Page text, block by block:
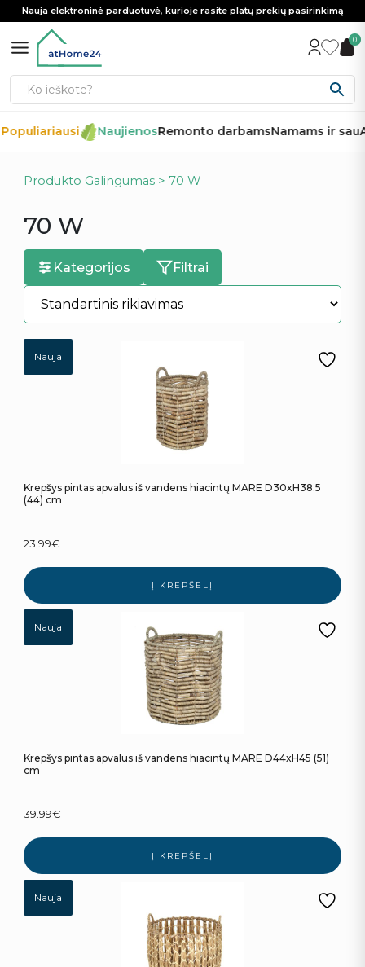
Nauja elektroninė parduotuvė, kurioje rasite platų prekių pasirinkimą
0
NaujienosRemonto darbamsNamams ir sau
Produkto Galingumas > 70 W
70 W
Kategorijos Filtrai
Nauja
Krepšys pintas apvalus iš vandens hiacintų MARE D30xH38.5
(44) cm
23.99€
Į KREPŠELĮ
Nauja
Krepšys pintas apvalus iš vandens hiacintų MARE D44xH45 (51)
cm
39.99€
Į KREPŠELĮ
Nauja